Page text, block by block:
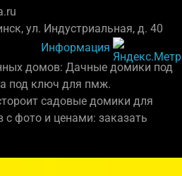
ул. Индустриальная, д. 40
Информация
домов: Дачные домики под
под ключ для пмж.
садовые домики для
с фото и ценами: заказать